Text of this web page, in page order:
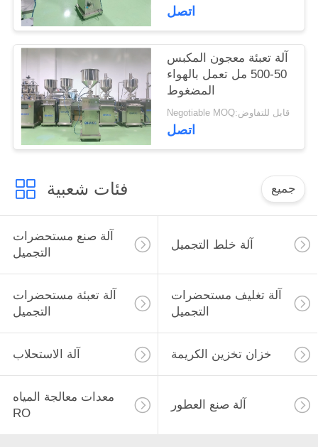
اتصل
آلة تعبئة معجون المكبس
50-500 مل تعمل بالهواء
المضغوط
Negotiable MOQ:قابل للتفاوض
اتصل
فئات شعبية جميع
آلة صنع مستحضرات
التجميل
آلة خلط التجميل
آلة تعبئة مستحضرات
التجميل
آلة تغليف مستحضرات
التجميل
آلة الاستحلاب خزان تخزين الكريمة
معدات معالجة المياه
RO
آلة صنع العطور